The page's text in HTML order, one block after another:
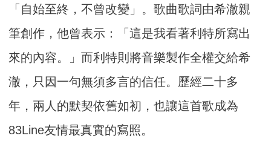
「自始至終，不曾改變」。歌曲歌詞由希澈親
筆創作，他曾表示：「這是我看著利特所寫出
來的內容。」而利特則將音樂製作全權交給希
澈，只因一句無須多言的信任。歷經二十多
年，兩人的默契依舊如初，也讓這首歌成為
83Line友情最真實的寫照。